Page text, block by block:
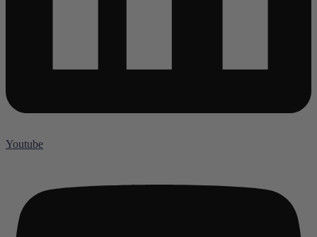
Youtube